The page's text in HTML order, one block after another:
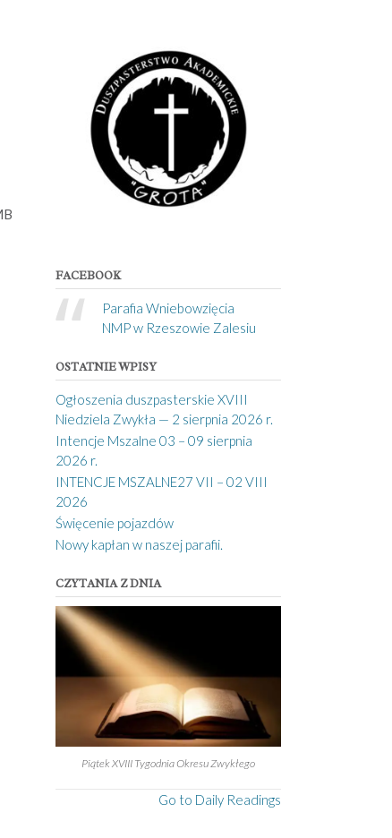
FACEBOOK
Parafia Wniebowzięcia
NMP w Rzeszowie Zalesiu
OSTATNIE WPISY
Ogłoszenia duszpasterskie XVIII
Niedziela Zwykła — 2 sierpnia 2026 r.
Intencje Mszalne 03 – 09 sierpnia
2026 r.
INTENCJE MSZALNE27 VII – 02 VIII
2026
Święcenie pojazdów
Nowy kapłan w naszej parafii.
CZYTANIA Z DNIA
Piątek XVIII Tygodnia Okresu Zwykłego
Go to Daily Readings